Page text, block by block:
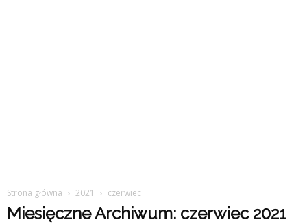
Strona główna 2021 czerwiec
Miesięczne Archiwum: czerwiec 2021